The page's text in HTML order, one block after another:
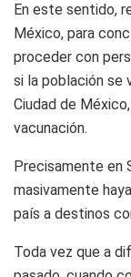
En este sentido,
México, para
proceder con
si la población se
Ciudad de
vacunación.
Precisamente en
masivamente
país a destinos
Toda vez que a